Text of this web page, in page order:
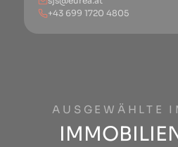
+43 699 1720 4805
AUSGEWÄHLTE